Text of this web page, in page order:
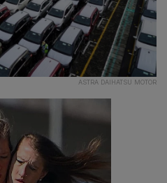
ASTRA DAIHATSU MOTOR